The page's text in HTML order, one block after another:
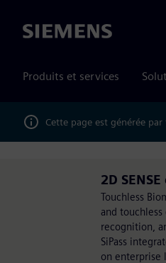
Siemens
Produits et services
Cette page est générée
2D
Touchless
and
recognition,
SiPass
on enterprise